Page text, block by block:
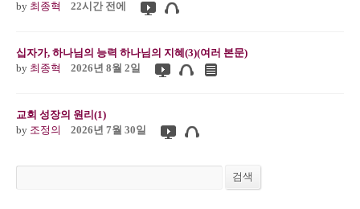
by 최종혁 22시간 전에
십자가, 하나님의 능력 하나님의 지혜(3)(여러 본문)
by 최종혁 2026년 8월 2일
교회 성장의 원리(1)
by 조정의 2026년 7월 30일
검색